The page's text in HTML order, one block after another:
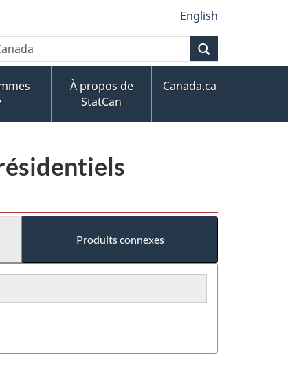
English
À propos de
StatCan
Canada.ca
Produits connexes